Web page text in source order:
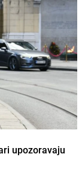
upozoravaju